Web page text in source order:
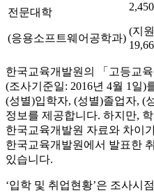
전문대학
(응용소프트웨어공학과)
2,450
(지
한국교육개발원의 「고등교
(조사기준일: 2016년 4월 1일)
(성별)입학자, (성별)졸업자, (
정보를 제공합니다. 하지만,
한국교육개발원 자료와 차이
한국교육개발원에서 발표한
있습니다.
‘입학 및 취업현황’은 조사시